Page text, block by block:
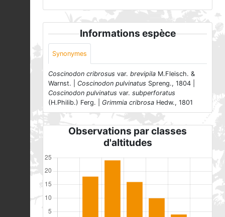
Informations espèce
Synonymes
Coscinodon cribrosus var. brevipila M.Fleisch. &
Warnst. | Coscinodon pulvinatus Spreng., 1804 |
Coscinodon pulvinatus var. subperforatus
(H.Philib.) Ferg. | Grimmia cribrosa Hedw., 1801
Observations par classes
d'altitudes